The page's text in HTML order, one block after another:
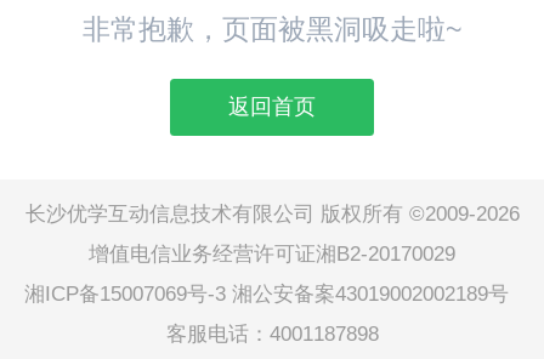
非常抱歉，页面被黑洞吸走啦~
返回首页
长沙优学互动信息技术有限公司 版权所有 ©2009-2026
增值电信业务经营许可证湘B2-20170029
湘ICP备15007069号-3 湘公安备案43019002002189号
客服电话：4001187898